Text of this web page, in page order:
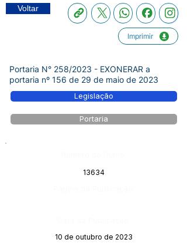
Voltar
Imprimir
Portaria N° 258/2023 - EXONERAR a
portaria nº 156 de 29 de maio de 2023
Legislação
Portaria
13634
10 de outubro de 2023